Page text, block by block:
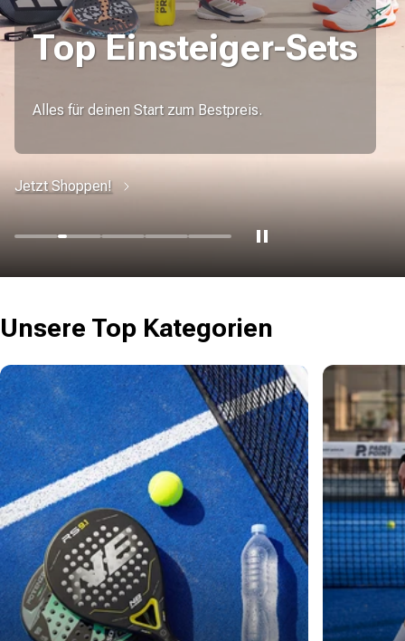
Top Einsteiger-Sets
Alles für deinen Start zum Bestpreis.
Jetzt Shoppen!
Unsere Top Kategorien